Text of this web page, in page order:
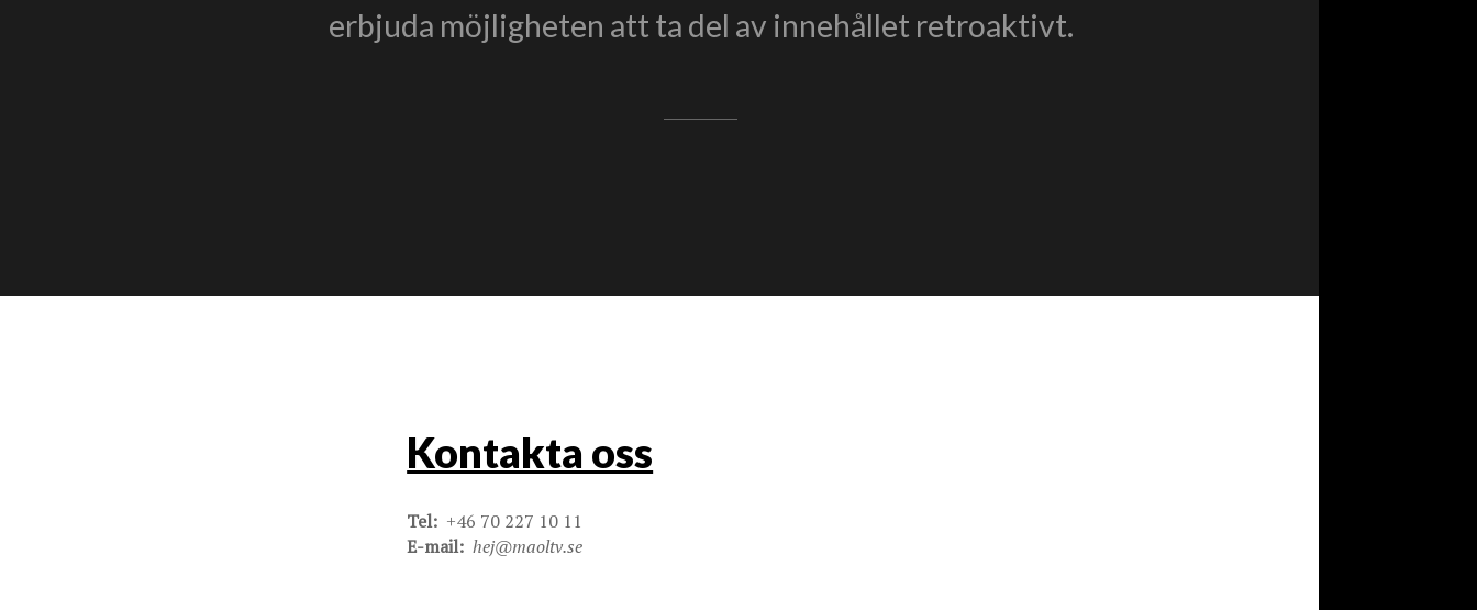
erbjuda möjligheten att ta del av innehållet retroaktivt.
Kontakta oss
Tel: +46 70 227 10 11
E-mail: hej@maoltv.se